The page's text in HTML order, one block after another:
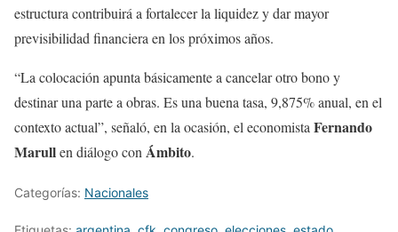
estructura contribuirá a fortalecer la liquidez y dar mayor
previsibilidad financiera en los próximos años.
“La colocación apunta básicamente a cancelar otro bono y
destinar una parte a obras. Es una buena tasa, 9,875% anual, en el
contexto actual”, señaló, en la ocasión, el economistaFernando
Marullen diálogo conÁmbito.
Categorías: Nacionales